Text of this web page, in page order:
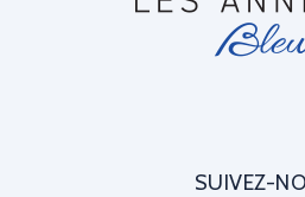
SUIVEZ-